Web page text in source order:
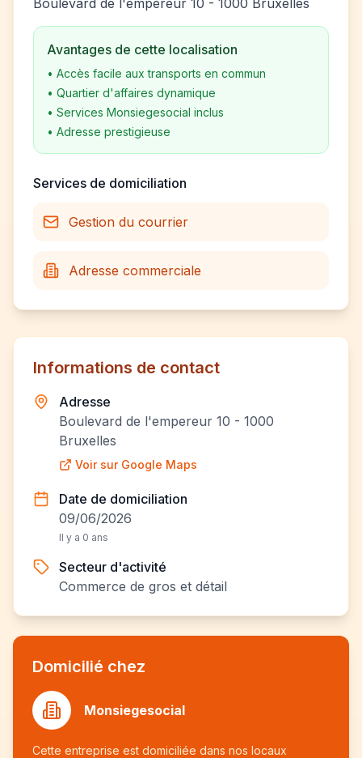
Boulevard de l'empereur 10 - 1000 Bruxelles
Avantages de cette localisation
• Accès facile aux transports en commun
• Quartier d'affaires dynamique
• Services Monsiegesocial inclus
• Adresse prestigieuse
Services de domiciliation
Gestion du courrier
Adresse commerciale
Informations de contact
Adresse
Boulevard de l'empereur 10 - 1000
Bruxelles
Voir sur Google Maps
Date de domiciliation
09/06/2026
Il y a 0 ans
Secteur d'activité
Commerce de gros et détail
Domicilié chez
Monsiegesocial
Cette entreprise est domiciliée dans nos locaux